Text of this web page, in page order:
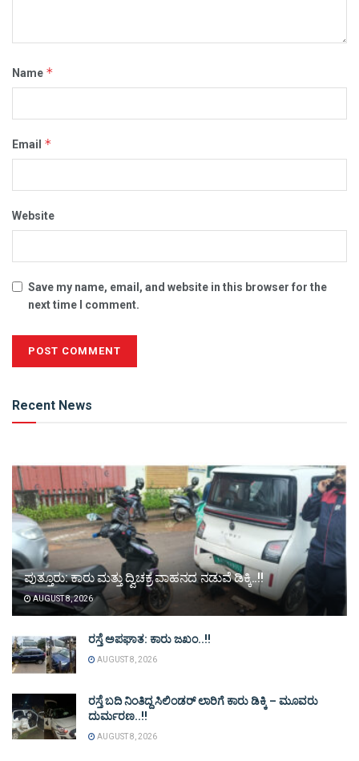
Name *
Email *
Website
Save my name, email, and website in this browser for the
next time I comment.
Recent News
ಪುತ್ತೂರು: ಕಾರು ಮತ್ತು ದ್ವಿಚಕ್ರ ವಾಹನದ ನಡುವೆ ಡಿಕ್ಕಿ..!!
AUGUST 8, 2026
ರಸ್ತೆ ಅಪಘಾತ: ಕಾರು ಜಖಂ..!!
AUGUST 8, 2026
ರಸ್ತೆ ಬದಿ ನಿಂತಿದ್ದ ಸಿಲಿಂಡರ್ ಲಾರಿಗೆ ಕಾರು ಡಿಕ್ಕಿ – ಮೂವರು
ದುರ್ಮರಣ..!!
AUGUST 8, 2026